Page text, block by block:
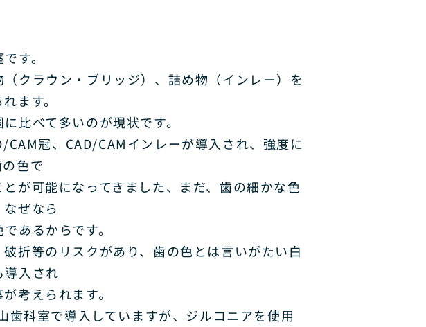
す。
クラウン・ブリッジ）、詰め物（インレー）を
ます。
比べて多いのが現状です。
冠、CAD/CAMインレーが導入され、強度に
色で
が可能になってきました、まだ、歯の細かな色
ぜなら
あるからです。
折等のリスクがあり、歯の色とは言いがたい白
導入され
考えられます。
科室で導入していますが、ジルコニアを使用